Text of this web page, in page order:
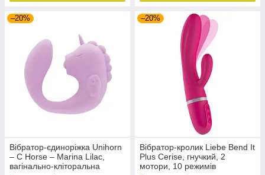
–20%
Вібратор-єдиноріжка Unihorn
– C Horse – Marina Lilac,
вагінально-кліторальна
–20%
Вібратор-кролик Liebe Bend It
Plus Cerise, гнучкий, 2
мотори, 10 режимів